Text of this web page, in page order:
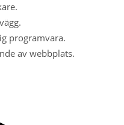
programvara.
av webbplats.